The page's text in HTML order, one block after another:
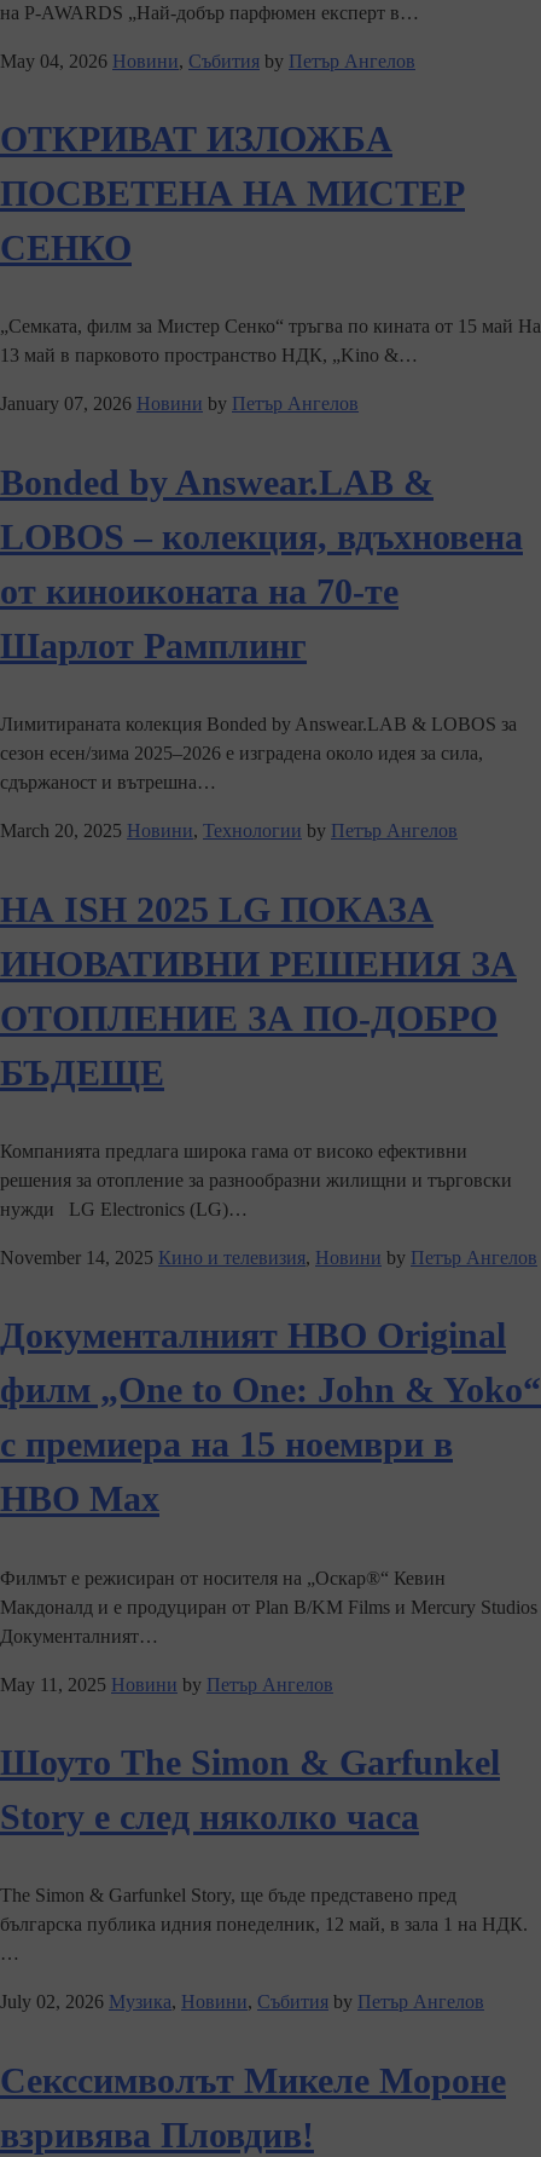
на P-AWARDS „Най-добър парфюмен експерт в…
May 04, 2026 Новини, Събития by Петър Ангелов
ОТКРИВАТ ИЗЛОЖБА
ПОСВЕТЕНА НА МИСТЕР
СЕНКО
„Семката, филм за Мистер Сенко“ тръгва по кината от 15 май На
13 май в парковото пространство НДК, „Kino &…
January 07, 2026 Новини by Петър Ангелов
Bonded by Answear.LAB &
LOBOS – колекция, вдъхновена
от киноиконата на 70-те
Шарлот Рамплинг
Лимитираната колекция Bonded by Answear.LAB & LOBOS за
сезон есен/зима 2025–2026 е изградена около идея за сила,
сдържаност и вътрешна…
March 20, 2025 Новини, Технологии by Петър Ангелов
НА ISH 2025 LG ПОКАЗА
ИНОВАТИВНИ РЕШЕНИЯ ЗА
ОТОПЛЕНИЕ ЗА ПО-ДОБРО
БЪДЕЩЕ
Компанията предлага широка гама от високо ефективни
решения за отопление за разнообразни жилищни и търговски
нужди LG Electronics (LG)…
November 14, 2025 Кино и телевизия, Новини by Петър Ангелов
Документалният HBO Original
филм „One to One: John & Yoko“
с премиера на 15 ноември в
HBO Max
Филмът е режисиран от носителя на „Оскар®“ Кевин
Макдоналд и е продуциран от Plan B/KM Films и Mercury Studios
Документалният…
May 11, 2025 Новини by Петър Ангелов
Шоуто The Simon & Garfunkel
Story е след няколко часа
The Simon & Garfunkel Story, ще бъде представено пред
българска публика идния понеделник, 12 май, в зала 1 на НДК.
…
July 02, 2026 Музика, Новини, Събития by Петър Ангелов
Секссимволът Микеле Мороне
взривява Пловдив!